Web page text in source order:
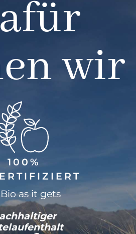
wir
100%
as it gets